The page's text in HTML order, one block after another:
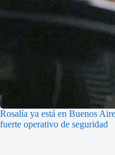
Rosalía ya está en Buenos
fuerte operativo de seguridad